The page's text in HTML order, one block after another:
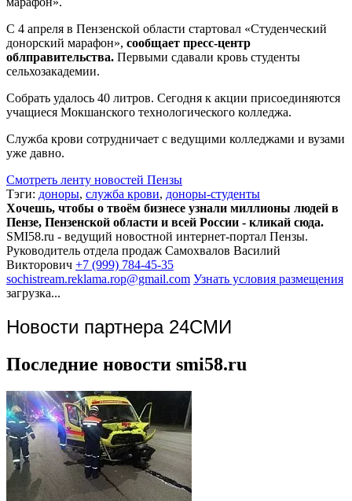
С 4 апреля в Пензенской области стартовал «Студенческий
донорский марафон», сообщает пресс-центр
облправительства. Первыми сдавали кровь студенты
сельхозакадемии.
Собрать удалось 40 литров. Сегодня к акции присоединяются
учащиеся Мокшанского технологического колледжа.
Служба крови сотрудничает с ведущими колледжами и вузами
уже давно.
Смотреть ленту новостей Пензы
Тэги: доноры, служба крови, доноры-студенты
Хочешь, чтобы о твоём бизнесе узнали миллионы людей в
Пензе, Пензенской области и всей России - кликай сюда.
SMI58.ru - ведущий новостной интернет-портал Пензы.
Руководитель отдела продаж Самохвалов Василий
Викторович +7 (999) 784-45-35
sochistream.reklama.rop@gmail.com Узнать условия размещения
загрузка...
Новости партнера 24СМИ
Последние новости smi58.ru